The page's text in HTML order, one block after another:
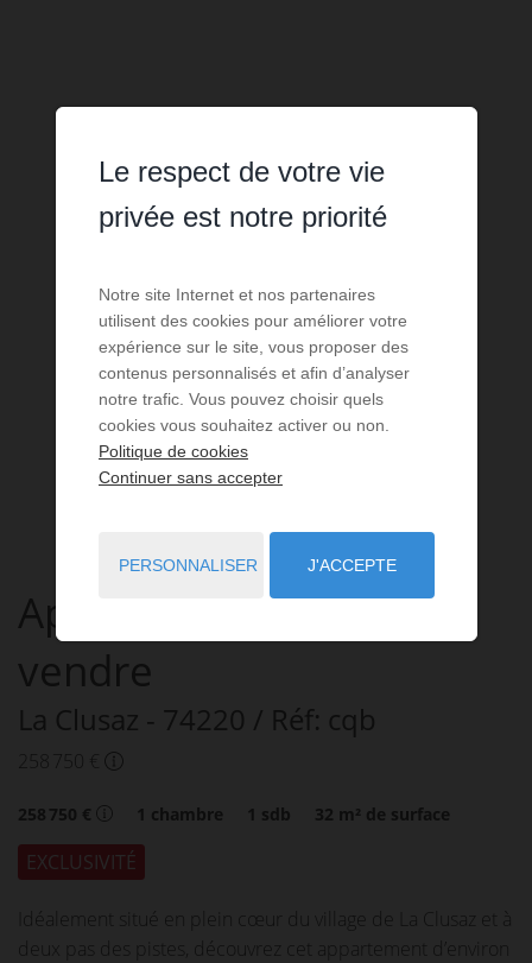
Appartement2 pièces
vendre
La Clusaz - 74220 / Réf: cqb
258 750 €
258 750 € 1 chambre 1 sdb 32 m² de surface
EXCLUSIVITÉ
Idéalement situé en plein cœur du village de La Clusaz et à
deux pas des pistes, découvrez cet appartement d’environ
Le respect de votre vie
privée est notre priorité
Notre site Internet et nos partenaires
utilisent des cookies pour améliorer votre
expérience sur le site, vous proposer des
contenus personnalisés et afin d’analyser
notre trafic. Vous pouvez choisir quels
cookies vous souhaitez activer ou non.
Politique de cookies
Continuer sans accepter
PERSONNALISER J'ACCEPTE